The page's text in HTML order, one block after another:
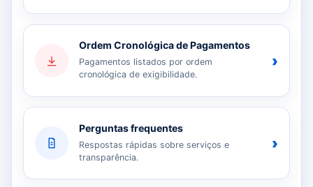
Ordem Cronológica de Pagamentos
Pagamentos listados por ordem
cronológica de exigibilidade.
›
Perguntas frequentes
Respostas rápidas sobre serviços e
transparência.
›